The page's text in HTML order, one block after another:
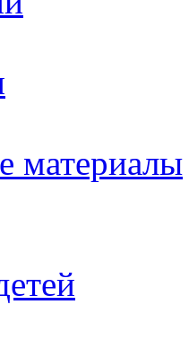
материалы